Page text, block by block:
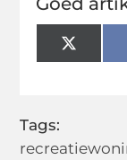
X
Tags: